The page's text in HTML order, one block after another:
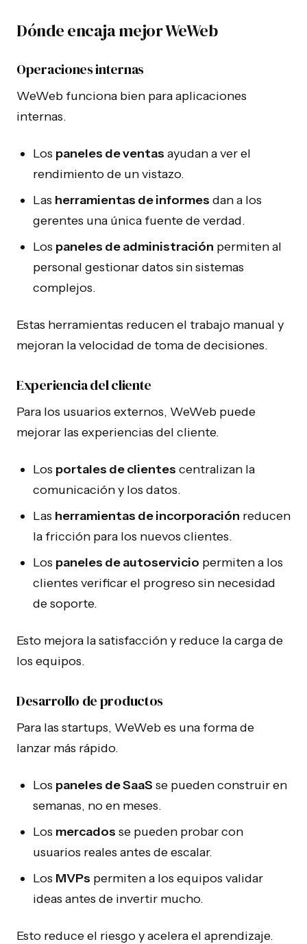
Dónde encaja mejor WeWeb
Operaciones internas
WeWeb funciona bien para aplicaciones
internas.
Los paneles de ventas ayudan a ver el
rendimiento de un vistazo.
Las herramientas de informes dan a los
gerentes una única fuente de verdad.
Los paneles de administración permiten al
personal gestionar datos sin sistemas
complejos.
Estas herramientas reducen el trabajo manual y
mejoran la velocidad de toma de decisiones.
Experiencia del cliente
Para los usuarios externos, WeWeb puede
mejorar las experiencias del cliente.
Los portales de clientes centralizan la
comunicación y los datos.
Las herramientas de incorporación reducen
la fricción para los nuevos clientes.
Los paneles de autoservicio permiten a los
clientes verificar el progreso sin necesidad
de soporte.
Esto mejora la satisfacción y reduce la carga de
los equipos.
Desarrollo de productos
Para las startups, WeWeb es una forma de
lanzar más rápido.
Los paneles de SaaS se pueden construir en
semanas, no en meses.
Los mercados se pueden probar con
usuarios reales antes de escalar.
Los MVPs permiten a los equipos validar
ideas antes de invertir mucho.
Esto reduce el riesgo y acelera el aprendizaje.
Herramientas internas y SaaS para PYMEs en
EMPRESA
Sobre Nosotros
Proceso
Blog
Preguntas Frecuentes
OPERAR
Automatización IA
Agentes IA
Herramientas Internas
Agencia Bubble
Desarrollo de MVP
© 2026 NocodeAssistant. Todos los derechos reservados.